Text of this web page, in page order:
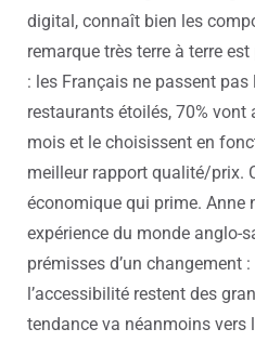
digital, connaît bien les
remarque très terre à terre
: les Français ne passent pas
restaurants étoilés, 70%
mois et le choisissent en
meilleur rapport qualité/prix.
économique qui prime. Anne
expérience du monde anglo-
prémisses d’un changement
l’accessibilité restent des
tendance va néanmoins vers